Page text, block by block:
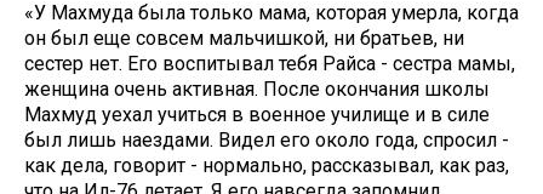
«У Махмуда была только мама, которая умерла, когда
он был еще совсем мальчишкой, ни братьев, ни
сестер нет. Его воспитывал тебя Райса - сестра мамы,
женщина очень активная. После окончания школы
Махмуд уехал учиться в военное училище и в силе
был лишь наездами. Видел его около года, спросил -
как дела, говорит - нормально, рассказывал, как раз,